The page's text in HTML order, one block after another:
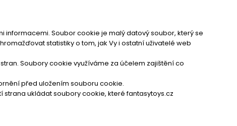
informacemi. Soubor cookie je malý datový soubor, který se
statistiky o tom, jak Vy i ostatní uživatelé web
Soubory cookie využíváme za účelem zajištění co
před uložením souboru cookie.
ukládat soubory cookie, které fantasytoys.cz